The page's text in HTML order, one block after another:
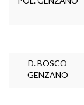
D. BOSCO
GENZANO